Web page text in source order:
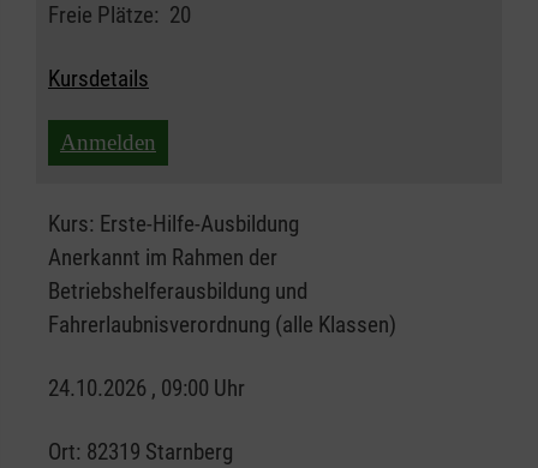
Freie Plätze: 20
Kursdetails
Anmelden
Kurs: Erste-Hilfe-Ausbildung
Anerkannt im Rahmen der
Betriebshelferausbildung und
Fahrerlaubnisverordnung (alle Klassen)
24.10.2026 , 09:00 Uhr
Ort: 82319 Starnberg